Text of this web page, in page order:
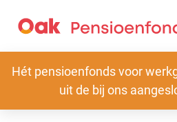
naar
gaan
Slogan
Hét pensioenfonds voor
uit de bij ons